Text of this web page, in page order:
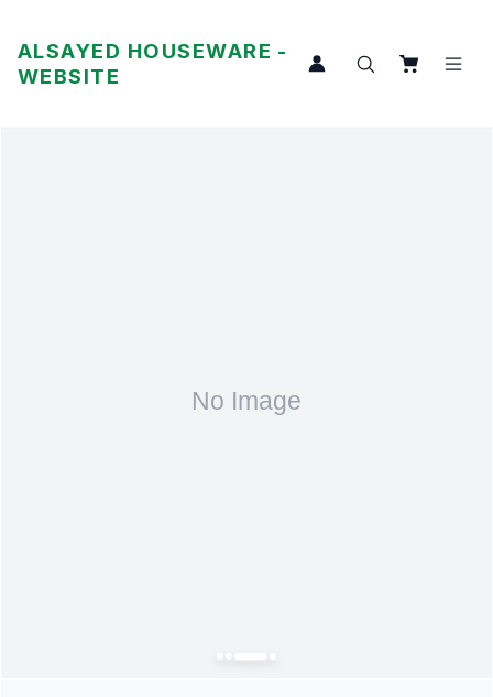
ALSAYED HOUSEWARE -
WEBSITE